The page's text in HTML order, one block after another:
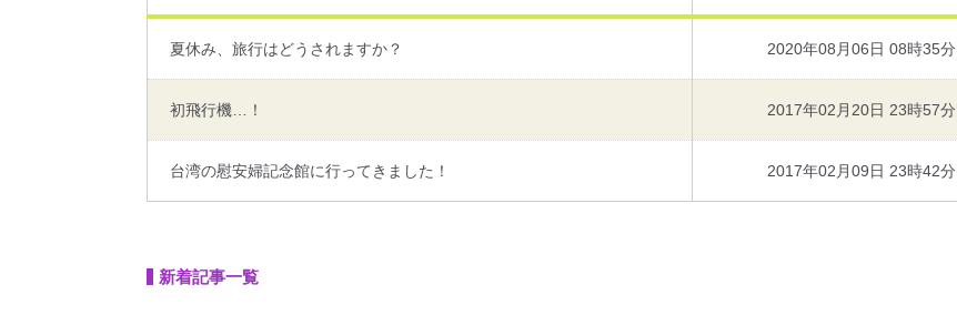
夏休み、旅行はどうされますか？ 2020年08月06日 08時35分
初飛行機…！ 2017年02月20日 23時57分
台湾の慰安婦記念館に行ってきました！ 2017年02月09日 23時42分
新着記事一覧